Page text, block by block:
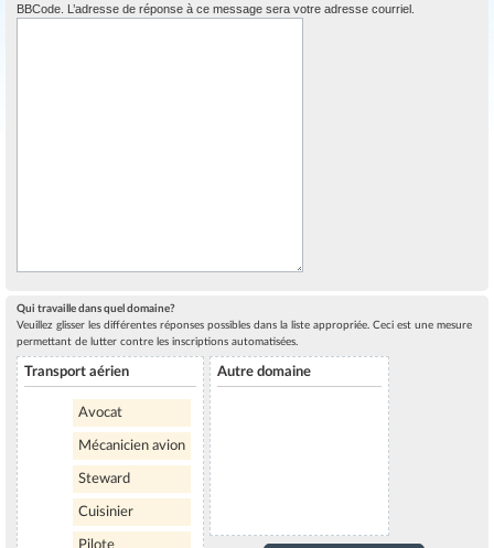
BBCode. L’adresse de réponse à ce message sera votre adresse courriel.
Qui travaille dans quel domaine?
Veuillez glisser les différentes réponses possibles dans la liste appropriée. Ceci est une mesure
permettant de lutter contre les inscriptions automatisées.
Transport aérien
Avocat
Mécanicien avion
Steward
Cuisinier
Autre domaine